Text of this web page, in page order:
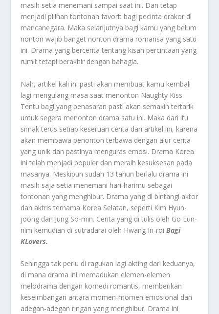
masih setia menemani sampai saat ini. Dan tetap
menjadi pilihan tontonan favorit bagi pecinta drakor di
mancanegara. Maka selanjutnya bagi kamu yang belum
nonton wajib banget nonton drama romansa yang satu
ini. Drama yang bercerita tentang kisah percintaan yang
rumit tetapi berakhir dengan bahagia.
Nah, artikel kali ini pasti akan membuat kamu kembali
lagi mengulang masa saat menonton Naughty Kiss.
Tentu bagi yang penasaran pasti akan semakin tertarik
untuk segera menonton drama satu ini. Maka dari itu
simak terus setiap keseruan cerita dari artikel ini, karena
akan membawa penonton terbawa dengan alur cerita
yang unik dan pastinya menguras emosi. Drama Korea
ini telah menjadi populer dan meraih kesuksesan pada
masanya. Meskipun sudah 13 tahun berlalu drama ini
masih saja setia menemani hari-harimu sebagai
tontonan yang menghibur. Drama yang di bintangi aktor
dan aktris ternama Korea Selatan, seperti Kim Hyun-
joong dan Jung So-min. Cerita yang di tulis oleh Go Eun-
nim kemudian di sutradarai oleh Hwang In-roiBagi
KLovers.
Sehingga tak perlu di ragukan lagi akting dari keduanya,
di mana drama ini memadukan elemen-elemen
melodrama dengan komedi romantis, memberikan
keseimbangan antara momen-momen emosional dan
adegan-adegan ringan yang menghibur. Drama ini